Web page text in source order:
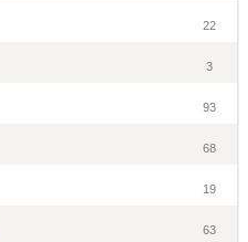
22
3
93
68
19
63